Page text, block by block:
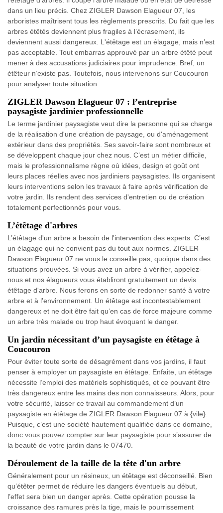
dans un lieu précis. Chez ZIGLER Dawson Elagueur 07, les
arboristes maîtrisent tous les règlements prescrits. Du fait que les
arbres étêtés deviennent plus fragiles à l’écrasement, ils
deviennent aussi dangereux. L'étêtage est un élagage, mais n’est
pas acceptable. Tout embarras approuvé par un arbre étêté peut
mener à des accusations judiciaires pour imprudence. Bref, un
étêteur n’existe pas. Toutefois, nous intervenons sur Coucouron
pour analyser toute situation.
ZIGLER Dawson Elagueur 07 : l’entreprise
paysagiste jardinier professionnelle
Le terme jardinier paysagiste veut dire la personne qui se charge
de la réalisation d'une création de paysage, ou d'aménagement
extérieur dans des propriétés. Ses savoir-faire sont nombreux et
se développent chaque jour chez nous. C’est un métier difficile,
mais le professionnalisme règne où idées, design et goût ont
leurs places réelles avec nos jardiniers paysagistes. Ils organisent
leurs interventions selon les travaux à faire après vérification de
votre jardin. Ils rendent des services d'entretien ou de création
totalement perfectionnés pour vous.
L’étêtage d'arbres
L’étêtage d'un arbre a besoin de l'intervention des experts. C’est
un élagage qui ne convient pas du tout aux normes. ZIGLER
Dawson Elagueur 07 ne vous le conseille pas, quoique dans des
situations prouvées. Si vous avez un arbre à vérifier, appelez-
nous et nos élagueurs vous établiront gratuitement un devis
étêtage d'arbre. Nous ferons en sorte de redonner santé à votre
arbre et à l'environnement. Un étêtage est incontestablement
dangereux et ne doit être fait qu’en cas de force majeure comme
un arbre très malade ou trop haut évoquant le danger.
Un jardin nécessitant d’un paysagiste en étêtage à
Coucouron
Pour éviter toute sorte de désagrément dans vos jardins, il faut
penser à employer un paysagiste en étêtage. Enfaite, un étêtage
nécessite l’emploi des matériels sophistiqués, et ce pouvant être
très dangereux entre les mains des non connaisseurs. Alors, pour
votre sécurité, laisser ce travail au commandement d’un
paysagiste en étêtage de ZIGLER Dawson Elagueur 07 à {vile}.
Puisque, c’est une société hautement qualifiée dans ce domaine,
donc vous pouvez compter sur leur paysagiste pour s’assurer de
la beauté de votre jardin dans le 07470.
Déroulement de la taille de la tête d'un arbre
Généralement pour un résineux, un étêtage est déconseillé. Bien
qu’étêter permet de réduire les dangers éventuels au début,
l’effet sera bien un danger après. Cette opération pousse la
croissance des ramures près la tige, mais le pourrissement